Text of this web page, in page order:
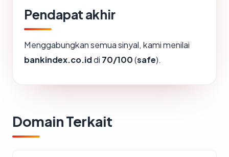
Pendapat akhir
Menggabungkan semua sinyal, kami menilai
bankindex.co.iddi 70/100(safe).
Domain Terkait